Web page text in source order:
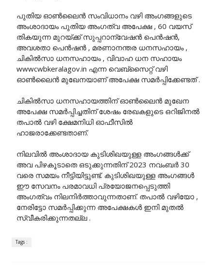
പുതിയ ഓൺലൈൻ സംവിധാനം വഴി അംഗങ്ങളുടെ
അംശാദായം പുതിയ അംഗത്വ അപേക്ഷ , 60 വയസ്
തികയുന്ന മുറയ്ക്ക് സുപ്പറാന്വേഷൻ പെൻഷൻ,
അവശതാ പെൻഷൻ , മരണാനന്തര ധനസഹായം ,
ചികിൽസാ ധനസഹായം , വിവാഹ ധന സഹായം
wwwcwbkeralagov.in എന്ന വെബ്സൈറ്റ് വഴി
ഓൺലൈൻ മുഖേനയാണ് അപേക്ഷ സമർപ്പിക്കേണ്ടത് .
ചികിൽസാ ധനസഹായത്തിന് ഓൺലൈൻ മുഖേന
അപേക്ഷ സമർപ്പിച്ചതിന് ശേഷം രേഖകളുടെ ഒറിജിനൽ
തപാൽ വഴി ക്ഷേമനിധി ഓഫീസിൽ
ഹാജരാക്കേണ്ടതാണ്.
നിലവിൽ അംശാദായ കുടിശിഖയുള്ള അംഗങ്ങൾക്ക്
അവ പിഴകൂടാതെ ഒടുക്കുന്നതിന് 2023 നവംബർ 30
വരെ സമയം നീട്ടിയിട്ടുണ്ട്. കുടിശിഖയുള്ള അംഗങ്ങൾ
ഈ സേവനം പരമാവധി പ്രയോജനപ്പെടുത്തി
അംഗത്വം നിലനിർത്താവുന്നതാണ്. തപാൽ വഴിയോ ,
നേരിട്ടോ സമർപ്പിക്കുന്ന അപേക്ഷകൾ ഇനി മുതൽ
സ്വീകരിക്കുന്നതല്ല .
Tags :